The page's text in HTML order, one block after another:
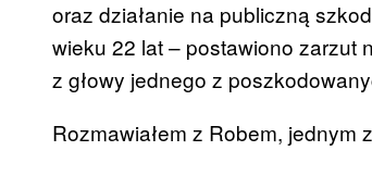
oraz działanie na publiczną
wieku 22 lat – postawiono zarzut
z głowy jednego z
Rozmawiałem z Robem, jednym